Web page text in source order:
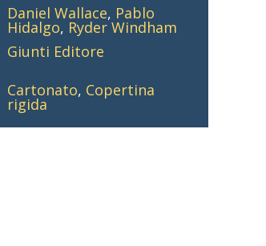
Daniel Wallace, Pablo
Hidalgo, Ryder Windham
Giunti Editore
Cartonato, Copertina
rigida